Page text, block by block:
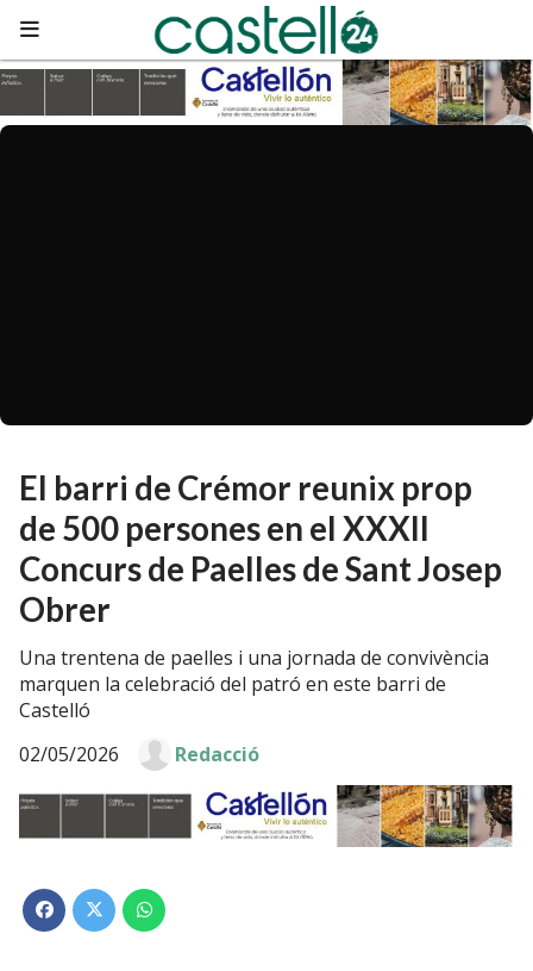
El barri de Crémor reunix prop
de 500 persones en el XXXII
Concurs de Paelles de Sant Josep
Obrer
Una trentena de paelles i una jornada de convivència
marquen la celebració del patró en este barri de
Castelló
02/05/2026
Redacció